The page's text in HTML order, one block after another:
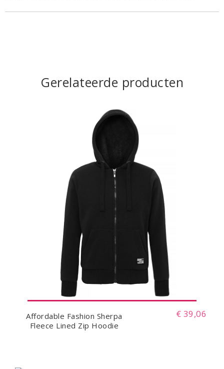
Gerelateerde producten
Affordable Fashion Sherpa
Fleece Lined Zip Hoodie
€ 39,06